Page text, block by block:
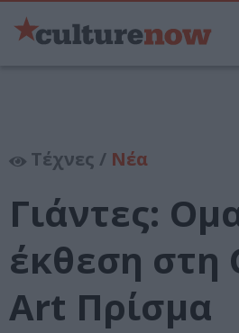
Τέχνες / Νέα
Γιάντες:
έκθεση στη
Art Πρίσμα